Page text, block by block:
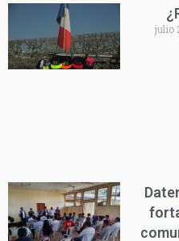
julio